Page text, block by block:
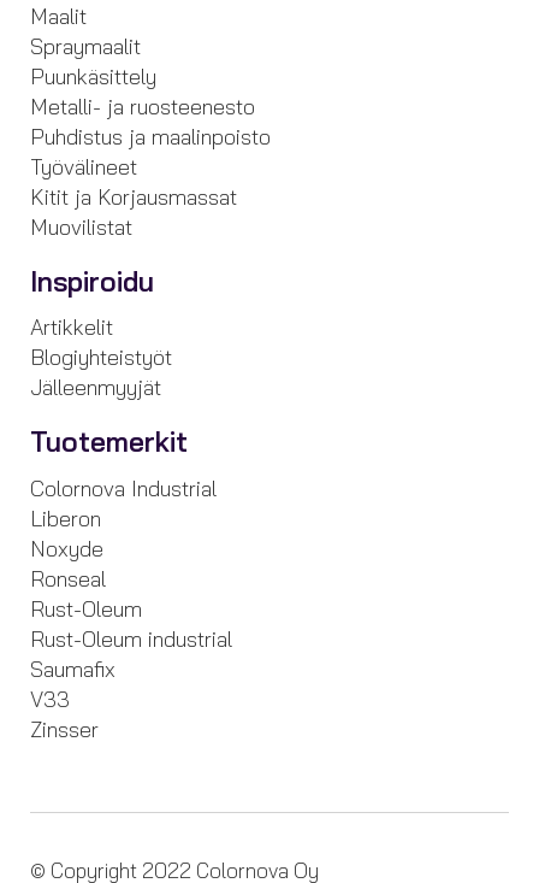
Maalit
Spraymaalit
Puunkäsittely
Metalli- ja ruosteenesto
Puhdistus ja maalinpoisto
Työvälineet
Kitit ja Korjausmassat
Muovilistat
Inspiroidu
Artikkelit
Blogiyhteistyöt
Jälleenmyyjät
Tuotemerkit
Colornova Industrial
Liberon
Noxyde
Ronseal
Rust-Oleum
Rust-Oleum industrial
Saumafix
V33
Zinsser
© Copyright 2022 Colornova Oy